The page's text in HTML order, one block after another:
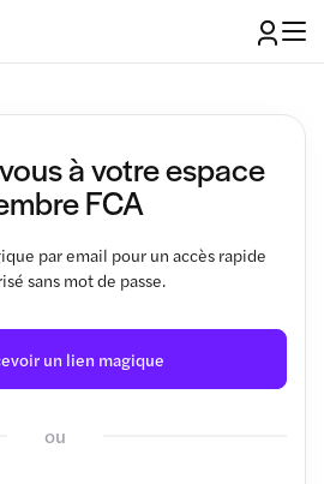
à votre espace
FCA
par email pour un accès rapide
sans mot de passe.
un lien magique
ou